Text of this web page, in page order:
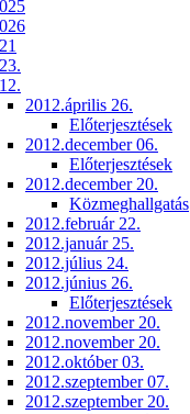
2012.április 26.
Előterjesztések
2012.december 06.
Előterjesztések
2012.december 20.
Közmeghallgatás
2012.február 22.
2012.január 25.
2012.július 24.
2012.június 26.
Előterjesztések
2012.november 20.
2012.november 20.
2012.október 03.
2012.szeptember 07.
2012.szeptember 20.